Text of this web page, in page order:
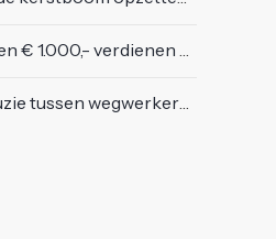
deze simpele vragen goed beantwoorden
en opgefokt mannetje met telefoon